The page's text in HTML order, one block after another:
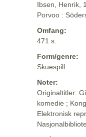
Ibsen, Henrik,
Porvoo :
Omfang:
471 s.
Form/genre:
Skuespill
Noter:
Originaltitler:
komedie ;
Elektronisk